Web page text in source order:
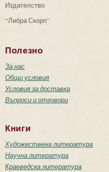
Издателство
“Либра Скорп”
Полезно
За нас
Общи условия
Условия за доставка
Въпроси и отговори
Книги
Художествена литература
Научна литература
Краеведска литература